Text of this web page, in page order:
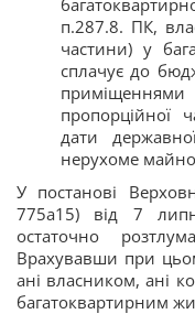
п.287.8. ПК,
частини) у
сплачує до
пропорційної
дати
нерухоме
У постанові
775а15) від 7
остаточно
Врахувавши при
ані власником, ані
багатоквартирним